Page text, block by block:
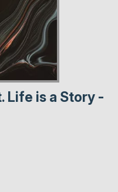
Life is a Story -